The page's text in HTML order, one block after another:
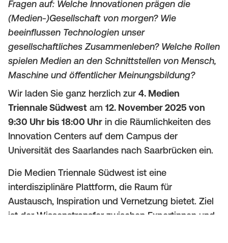
u
(
M
o
b
i
l
e
)
g
a
t
i
o
n
Fragen auf: Welche Innovationen prägen die
(Medien-)Gesellschaft von morgen? Wie
beeinflussen Technologien unser
gesellschaftliches Zusammenleben? Welche Rollen
spielen Medien an den Schnittstellen von Mensch,
Maschine und öffentlicher Meinungsbildung?
Wir laden Sie ganz herzlich zur 4. Medien
Triennale Südwest am 12. November 2025von
9:30 Uhr bis 18:00 Uhr in die Räumlichkeiten des
Innovation Centers auf dem Campus der
Universität des Saarlandes nach Saarbrücken ein.
Die Medien Triennale Südwest ist eine
interdisziplinäre Plattform, die Raum für
Austausch, Inspiration und Vernetzung bietet. Ziel
ist der Wissenstransfer zwischen Expertinnen und